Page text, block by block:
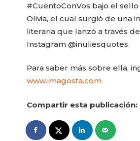
#CuentoConVos bajo el
Olivia, el cual surgió de una
literaria que lanzó a través
Instagram @inuliesquotes.
Para saber más sobre ella,
www.imagosta.com
Compartir esta publicación: